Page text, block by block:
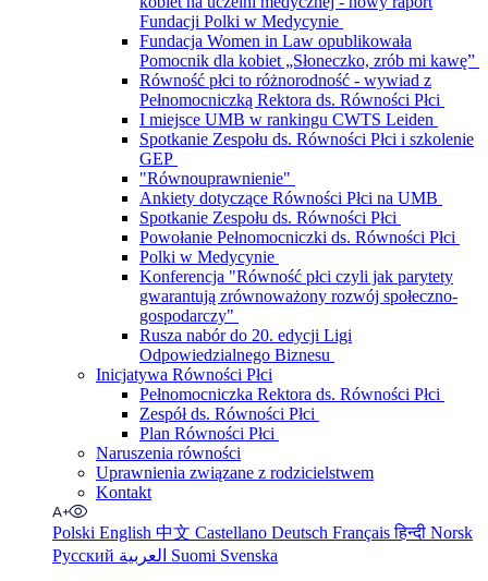
Fundacji Polki w Medycynie
Fundacja Women in Law opublikowała
Pomocnik dla kobiet „Słoneczko, zrób mi kawę”
Równość płci to różnorodność - wywiad z
Pełnomocniczką Rektora ds. Równości Płci
I miejsce UMB w rankingu CWTS Leiden
Spotkanie Zespołu ds. Równości Płci i szkolenie
GEP
"Równouprawnienie"
Ankiety dotyczące Równości Płci na UMB
Spotkanie Zespołu ds. Równości Płci
Powołanie Pełnomocniczki ds. Równości Płci
Polki w Medycynie
Konferencja "Równość płci czyli jak parytety
gwarantują zrównoważony rozwój społeczno-
gospodarczy"
Rusza nabór do 20. edycji Ligi
Odpowiedzialnego Biznesu
Inicjatywa Równości Płci
Pełnomocniczka Rektora ds. Równości Płci
Zespół ds. Równości Płci
Plan Równości Płci
Naruszenia równości
Uprawnienia związane z rodzicielstwem
Kontakt
Polski English 中文 Castellano Deutsch Françaisहिन्दी Norsk
Русский
Suomi Svenska